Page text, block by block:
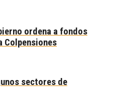
ordena a fondos
Colpensiones
sectores de